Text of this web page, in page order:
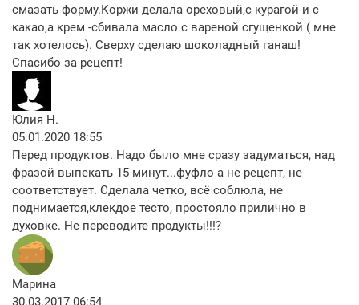
смазать форму.Коржи делала ореховый,с курагой и с
какао,а крем -сбивала масло с вареной сгущенкой ( мне
так хотелось). Сверху сделаю шоколадный ганаш!
Спасибо за рецепт!
Юлия Н.
05.01.2020 18:55
Перед продуктов. Надо было мне сразу задуматься, над
фразой выпекать 15 минут...фуфло а не рецепт, не
соответствует. Сделала четко, всё соблюла, не
поднимается,клекдое тесто, простояло прилично в
духовке. Не переводите продукты!!!?
Марина
30.03.2017 06:54